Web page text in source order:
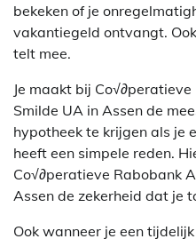
bekeken of je
vakantiegeld ontvangt.
telt mee.
Je maakt bij
Smilde UA in Assen de
hypotheek te krijgen als je
heeft een simpele reden.
Co√∂peratieve Rabobank
Assen de zekerheid dat je
Ook wanneer je een